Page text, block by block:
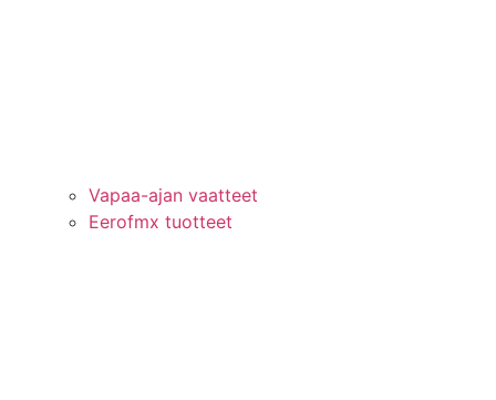
Vapaa-ajan vaatteet
Eerofmx tuotteet